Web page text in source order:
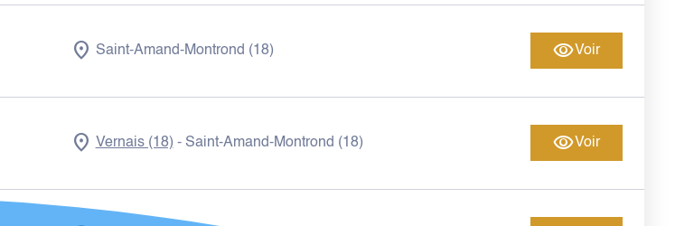
Saint-Amand-Montrond (18) Voir
Vernais (18)- Saint-Amand-Montrond (18) Voir